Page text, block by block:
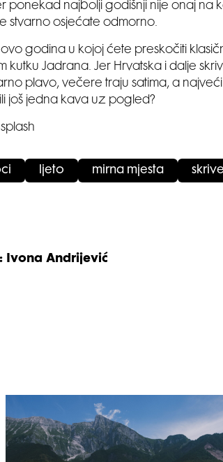
ponekad najbolji godišnji nije onaj na
stvarno osjećate odmorno.
godina u kojoj ćete preskočiti
kutku Jadrana. Jer Hrvatska i dalje
plavo, večere traju satima, a
još jedna kava uz pogled?
ljeto mirna mjesta
Ivona Andrijević